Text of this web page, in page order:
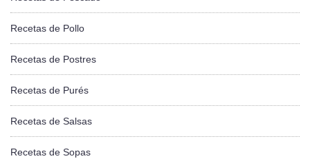
Recetas de Pollo
Recetas de Postres
Recetas de Purés
Recetas de Salsas
Recetas de Sopas